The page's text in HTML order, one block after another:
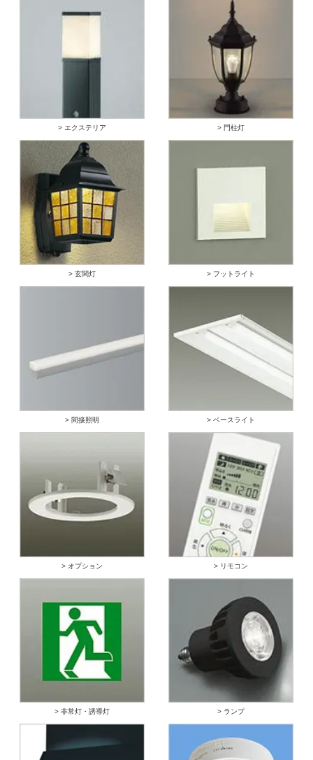
> エクステリア > 門柱灯
> 玄関灯 > フットライト
> 間接照明 > ベースライト
> オプション > リモコン
> 非常灯・誘導灯 > ランプ